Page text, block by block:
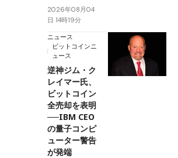
2026年08月04
日 14時19分
ニュース
ビットコインニ
ュース
逆神ジム・ク
レイマー氏、
ビットコイン
全売却を表明
──IBM CEO
の量子コンピ
ューター警告
が発端